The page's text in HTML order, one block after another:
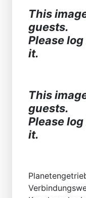
This
guests.
Please
it.
This
guests.
Please
it.